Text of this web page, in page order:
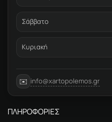
Σάββατο
Κυριακή
✉️ info@xartopolemos.gr
ΠΛΗΡΟΦΟΡΙΕΣ